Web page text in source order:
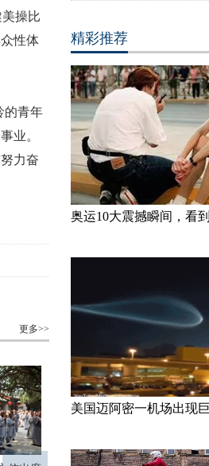
操比
性体
的青年
业。
力奋
更多>>
精彩推荐
奥运10大震撼瞬间，看
美国迈阿密一机场出现